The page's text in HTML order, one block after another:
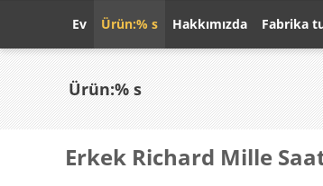
Ev Ürün:% s Hakkımızda Fabrika
Ürün:% s
Erkek Richard Mille